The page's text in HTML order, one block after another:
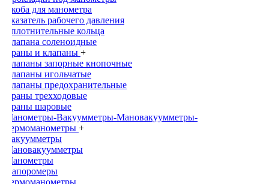
Скоба для манометра
Указатель рабочего давления
Уплотнительные кольца
Клапана соленоидные
Краны и клапаны +
Клапаны запорные кнопочные
Клапаны игольчатые
Клапаны предохранительные
Краны трехходовые
Краны шаровые
Манометры-Вакуумметры-Мановакуумметры-
Термоманометры +
Вакуумметры
Мановакуумметры
Манометры
Напоромеры
Термоманометры